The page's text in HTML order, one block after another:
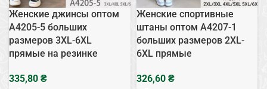
Женские джинсы оптом
A4205-5 больших
размеров 3XL-6XL
прямые на резинке
₴
Женские спортивные
штаны оптом A4207-1
больших размеров 2XL-
6XL прямые
₴